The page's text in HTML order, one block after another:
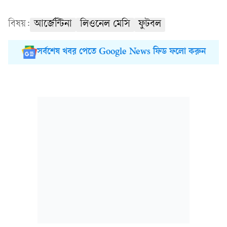
বিষয়: আর্জেন্টিনা লিওনেল মেসি ফুটবল
সর্বশেষ খবর পেতে Google News ফিড ফলো করুন